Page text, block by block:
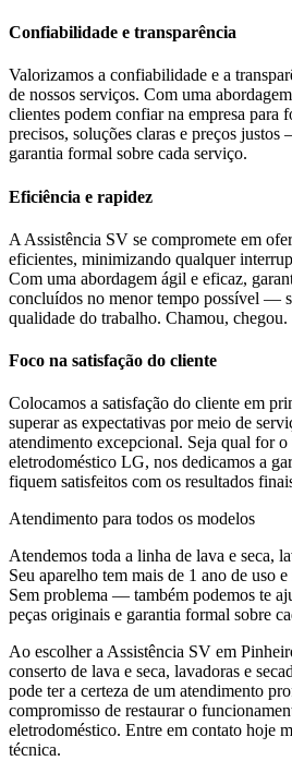
Confiabilidade e transparência
Valorizamos a confiabilidade e a
de nossos serviços. Com uma
clientes podem confiar na empresa para
precisos, soluções claras e preços
garantia formal sobre cada serviço.
Eficiência e rapidez
A Assistência SV se compromete em
eficientes, minimizando qualquer
Com uma abordagem ágil e eficaz,
concluídos no menor tempo possível —
qualidade do trabalho. Chamou, chegou.
Foco na satisfação do cliente
Colocamos a satisfação do cliente em
superar as expectativas por meio de
atendimento excepcional. Seja qual for
eletrodoméstico LG, nos dedicamos a
fiquem satisfeitos com os resultados
Atendimento para todos os modelos
Atendemos toda a linha de lava e seca,
Seu aparelho tem mais de 1 ano de uso
Sem problema — também podemos te
peças originais e garantia formal sobre
Ao escolher a Assistência SV em
conserto de lava e seca, lavadoras e
pode ter a certeza de um atendimento
compromisso de restaurar o
eletrodoméstico. Entre em contato hoje
técnica.